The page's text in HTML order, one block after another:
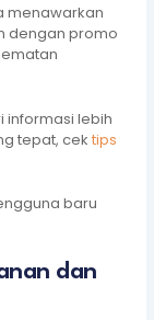
menawarkan
dengan promo
informasi lebih
tepat, cektips
baru
dan